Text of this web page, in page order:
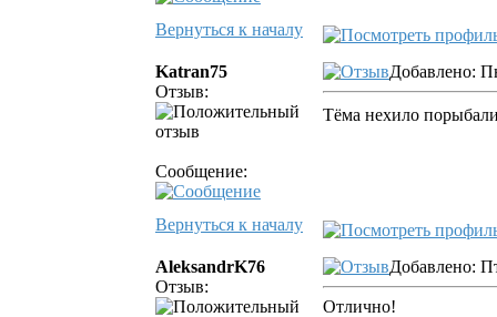
Вернуться к началу
Katran75
Отзыв:
Сообщение:
Добавлено:
Тёма нехило
Вернуться к началу
AleksandrK76
Отзыв:
Добавлено:
Отлично!